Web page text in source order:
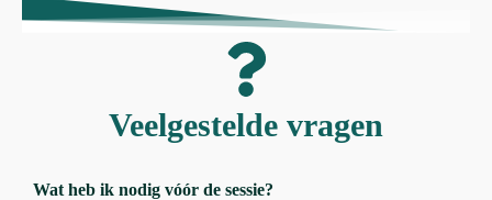
Veelgestelde vragen
Wat heb ik nodig vóór de sessie?